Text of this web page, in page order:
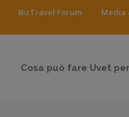
BizTravel Forum Media
Cosa può fare Uvet